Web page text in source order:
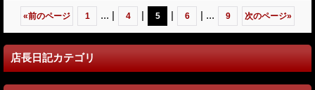
«前のページ 1 ... | 4 | 5 | 6 | ... 9 次のページ»
店長日記カテゴリ